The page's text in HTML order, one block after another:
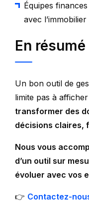
Équipes
avec l’immobilier
En résumé
Un bon outil de
limite pas à
transformer des
décisions claires,
Nous vous
d’un outil sur
évoluer avec vos
👉 Contactez-